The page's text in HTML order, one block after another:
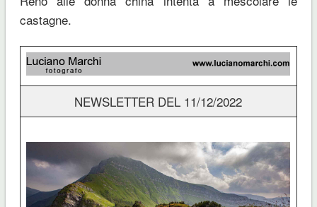
castagne.
NEWSLETTER DEL 11/12/2022